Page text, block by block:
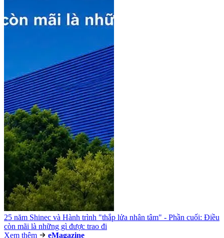
25 năm Shinec và Hành trình "thắp lửa nhân tâm" - Phần cuối: Điều
còn mãi là những gì được trao đi
Xem thêm
eMagazine